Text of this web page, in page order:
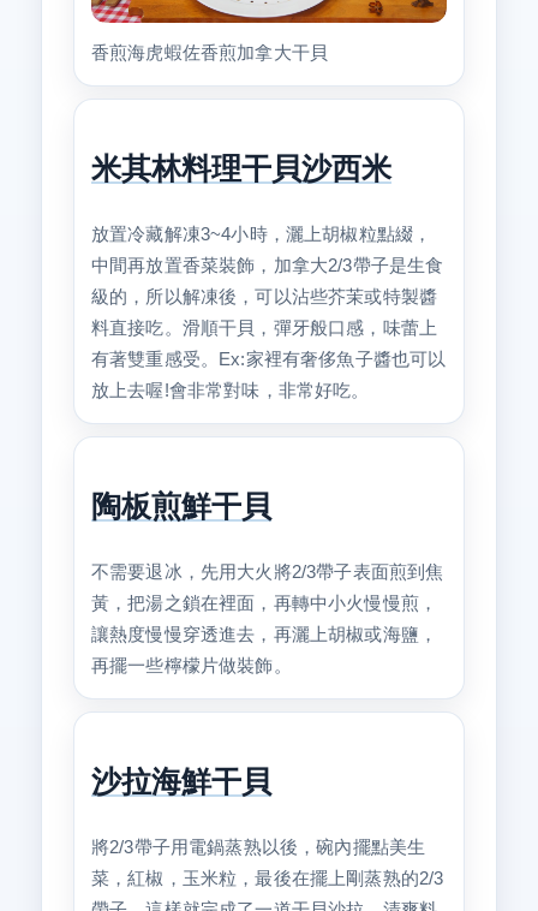
香煎海虎蝦佐香煎加拿大干貝
米其林料理干貝沙西米
放置冷藏解凍3~4小時，灑上胡椒粒點綴，
中間再放置香菜裝飾，加拿大2/3帶子是生食
級的，所以解凍後，可以沾些芥茉或特製醬
料直接吃。滑順干貝，彈牙般口感，味蕾上
有著雙重感受。Ex:家裡有奢侈魚子醬也可以
放上去喔!會非常對味，非常好吃。
陶板煎鮮干貝
不需要退冰，先用大火將2/3帶子表面煎到焦
黃，把湯之鎖在裡面，再轉中小火慢慢煎，
讓熱度慢慢穿透進去，再灑上胡椒或海鹽，
再擺一些檸檬片做裝飾。
沙拉海鮮干貝
將2/3帶子用電鍋蒸熟以後，碗內擺點美生
菜，紅椒，玉米粒，最後在擺上剛蒸熟的2/3